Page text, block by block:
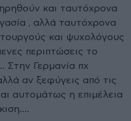
και ταυτόχρονα
, αλλά ταυτόχρονα
και ψυχολόγους
περιπτώσεις το
Στην Γερμανία πχ
αν ξεφύγεις από τις
αυτομάτως η επιμέλεια